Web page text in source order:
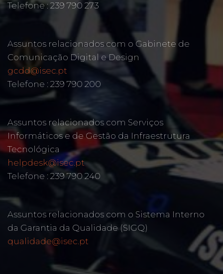
Telefone : 239 790 273
Assuntos relacionados com o Gabinete de
Comunicação Digital e Design
gcdd@isec.pt
Telefone : 239 790 200
Assuntos relacionados com Serviços
Informáticos e de Gestão da Infraestrutura
Tecnológica
helpdesk@isec.pt
Telefone : 239 790 240
Assuntos relacionados com o Sistema Interno
da Garantia da Qualidade (SIGQ)
qualidade@isec.pt